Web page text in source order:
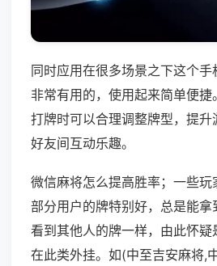
同时应用在很多场景之下这个
非常有用的，使用起来简单便
打牌时可以合理调整牌型，提升
好友间互动乐趣。
微信麻将怎么提高胜率；一些玩
部分用户的牌特别好，总是能
看到其他人的牌一样，由此怀
在此类外挂。如(中至吉安麻将,